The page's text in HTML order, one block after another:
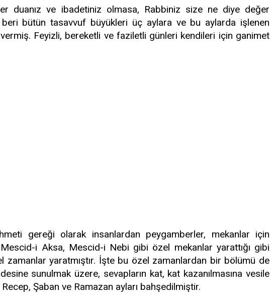
duanız ve ibadetiniz olmasa, Rabbiniz size ne diye değer
beri bütün tasavvuf büyükleri üç aylara ve bu aylarda işlenen
Feyizli, bereketli ve faziletli günleri kendileri için ganimet
gereği olarak insanlardan peygamberler, mekanlar için
i Aksa, Mescid-i Nebi gibi özel mekanlar yarattığı gibi
zamanlar yaratmıştır. İşte bu özel zamanlardan bir bölümü de
sunulmak üzere, sevapların kat, kat kazanılmasına vesile
Şaban ve Ramazan ayları bahşedilmiştir.